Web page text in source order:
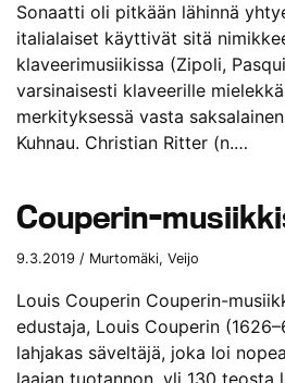
Sonaatti oli pitkään lähinnä
italialaiset käyttivät sitä
klaveerimusiikissa (Zipoli,
varsinaisesti klaveerille
merkityksessä vasta
Kuhnau. Christian Ritter (n.…
Couperin-
9.3.2019 / Murtomäki, Veijo
Louis Couperin Couperin-
edustaja, Louis Couperin
lahjakas säveltäjä, joka loi
laajan tuotannon, yli 130 teosta